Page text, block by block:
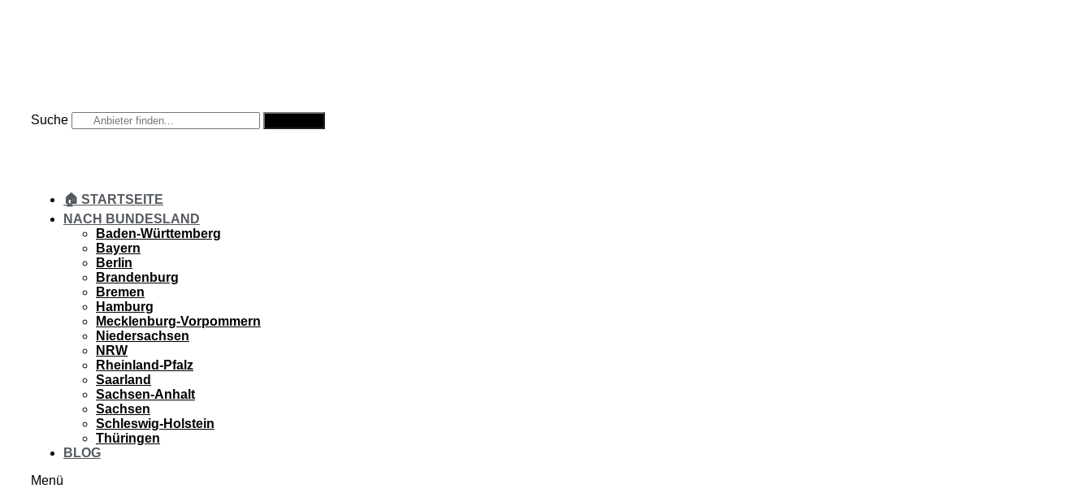
Suche
🏠 STARTSEITE
NACH BUNDESLAND
Baden-Württemberg
Bayern
Berlin
Brandenburg
Bremen
Hamburg
Mecklenburg-Vorpommern
Niedersachsen
NRW
Rheinland-Pfalz
Saarland
Sachsen-Anhalt
Sachsen
Schleswig-Holstein
Thüringen
BLOG
Menü